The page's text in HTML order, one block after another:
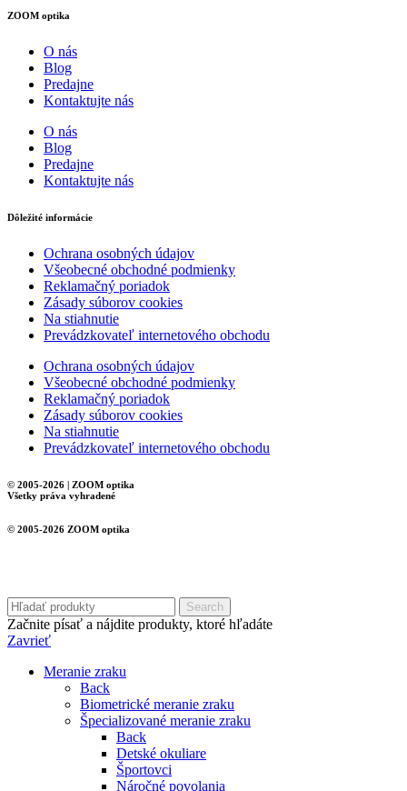
ZOOM optika
O nás
Blog
Predajne
Kontaktujte nás
O nás
Blog
Predajne
Kontaktujte nás
Dôležité informácie
Ochrana osobných údajov
Všeobecné obchodné podmienky
Reklamačný poriadok
Zásady súborov cookies
Na stiahnutie
Prevádzkovateľ internetového obchodu
Ochrana osobných údajov
Všeobecné obchodné podmienky
Reklamačný poriadok
Zásady súborov cookies
Na stiahnutie
Prevádzkovateľ internetového obchodu
© 2005-2026 | ZOOM optika
Všetky práva vyhradené
© 2005-2026 ZOOM optika
Search
Začnite písať a nájdite produkty, ktoré hľadáte
Zavrieť
Meranie zraku
Back
Biometrické meranie zraku
Špecializované meranie zraku
Back
Detské okuliare
Športovci
Náročné povolania